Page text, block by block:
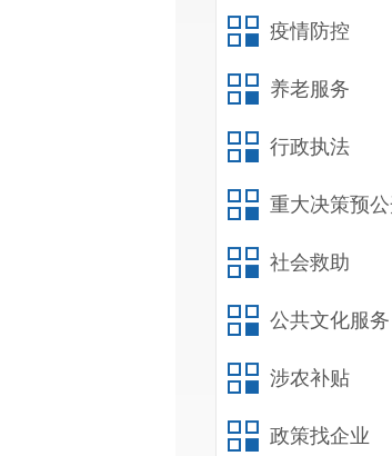
疫情防控
养老服务
行政执法
重大决策预
社会救助
公共文化服务
涉农补贴
政策找企业